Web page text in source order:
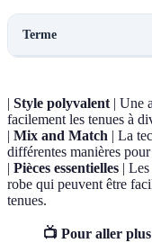
Terme
| Style polyvalent | Une
facilement les tenues à
| Mix and Match | La
différentes manières
| Pièces essentielles |
robe qui peuvent être
tenues.
📺 Pour aller